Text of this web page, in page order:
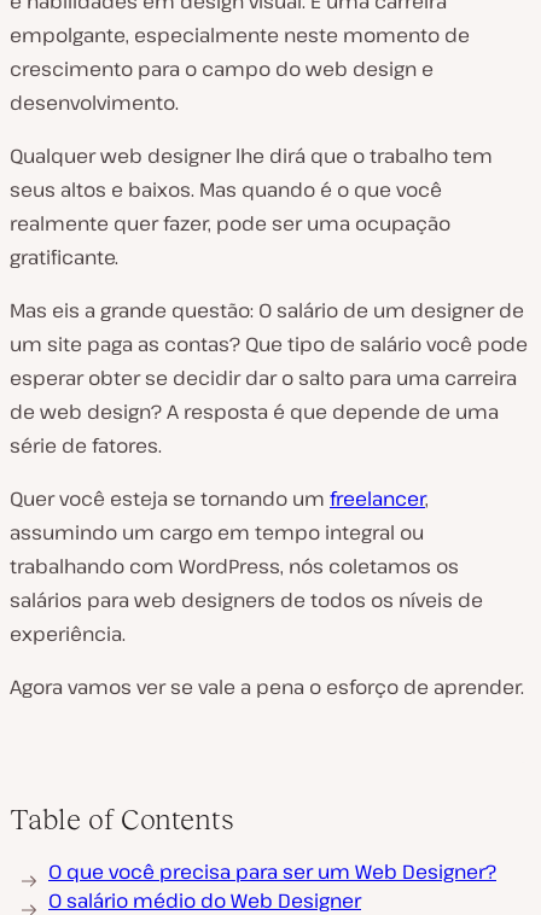
empolgante, especialmente neste momento de
crescimento para o campo do web design e
desenvolvimento.
Qualquer web designer lhe dirá que o trabalho tem
seus altos e baixos. Mas quando é o que você
realmente quer fazer, pode ser uma ocupação
gratificante.
Mas eis a grande questão: O salário de um designer de
um site paga as contas? Que tipo de salário você pode
esperar obter se decidir dar o salto para uma carreira
de web design? A resposta é que depende de uma
série de fatores.
Quer você esteja se tornando um freelancer,
assumindo um cargo em tempo integral ou
trabalhando com WordPress, nós coletamos os
salários para web designers de todos os níveis de
experiência.
Agora vamos ver se vale a pena o esforço de aprender.
Table of Contents
O que você precisa para ser um Web Designer?
O salário médio do Web Designer